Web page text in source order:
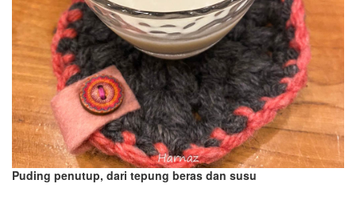
Puding penutup, dari tepung beras dan susu